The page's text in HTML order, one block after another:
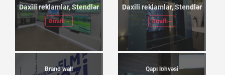
Daxili reklamlar, Stendlər
Ətraflı
Daxili reklamlar, Stendlər
Ətraflı
Brand wall Qapı löhvəsi